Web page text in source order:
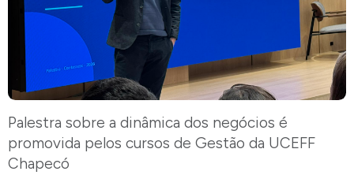
Palestra sobre a dinâmica dos negócios é
promovida pelos cursos de Gestão da UCEFF
Chapecó